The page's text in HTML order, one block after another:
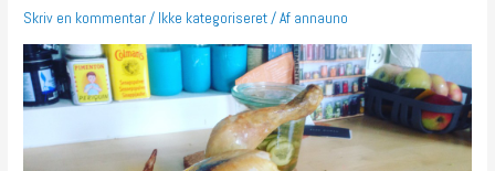
Skriv en kommentar/ Ikke kategoriseret/ Af annauno